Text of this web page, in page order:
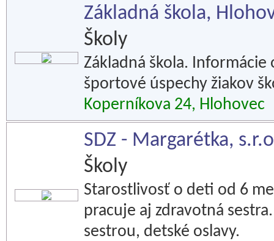
Základná škola,
Školy
Základná škola.
športové úspechy žiakov
Koperníkova 24, Hlohovec
SDZ - Margarétka,
Školy
Starostlivosť o deti od 6
pracuje aj zdravotná
sestrou, detské oslavy.